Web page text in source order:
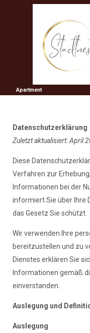
Apartment
Datenschutzerklärung
Zuletzt aktualisiert: April
Diese
Verfahren zur
Informationen bei der
informiert Sie über Ihre
das Gesetz Sie schützt.
Wir verwenden Ihre
bereitzustellen und zu
Dienstes erklären Sie
Informationen gemäß
einverstanden.
Auslegung und
Auslegung